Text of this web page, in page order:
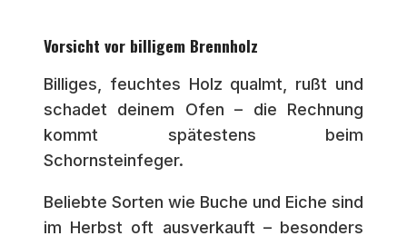
Vorsicht vor billigem Brennholz
Billiges, feuchtes Holz qualmt, rußt und
schadet deinem Ofen – die Rechnung
kommt spätestens beim
Schornsteinfeger.
Beliebte Sorten wie Buche und Eiche sind
im Herbst oft ausverkauft – besonders